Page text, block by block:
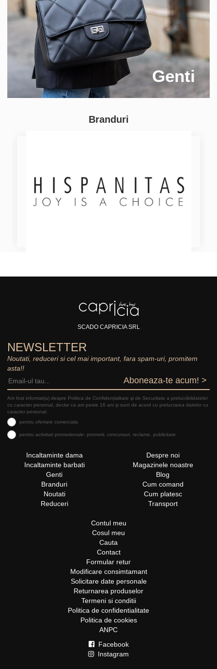
Genti
Branduri
SCADO CAPRICIA SRL
NEWSLETTER
Noutati, reduceri si cel mai important, fara spam-uri, promitem
asta!!
Aboneaza-te acum! >
Am fost informat(a) despre Politica de Confidențialitate şi de Securitate a prelucrăriidatelor
cu caracter personal, declar ca am peste 16 ani și sunt de acord cu prelucrarea datelor cu
caracter personal:
pentru ofertare comerciala
pentru activitati promotionale: promotii, concursuri, reclame, publicitate
Incaltaminte dama
Incaltaminte barbati
Genti
Branduri
Noutati
Reduceri
Despre noi
Magazinele noastre
Blog
Cum comand
Cum platesc
Transport
Contul meu
Cosul meu
Cauta
Contact
Formular retur
Modificare consimtamant
Solicitare date personale
Returnarea produselor
Termeni si conditii
Politica de confidentialitate
Politica de cookies
ANPC
Facebook
Instagram